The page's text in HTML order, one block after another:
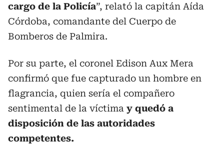
cargo de la Policía”, relató la capitán Aída
Córdoba, comandante del Cuerpo de
Bomberos de Palmira.
Por su parte, el coronel Edison Aux Mera
confirmó que fue capturado un hombre en
flagrancia, quien sería el compañero
sentimental de la víctima y quedó a
disposición de las autoridades
competentes.